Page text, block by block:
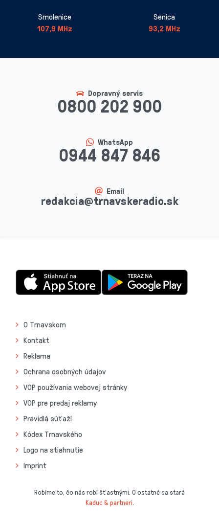
Smolenice
107,9 MHz
Senica
93,2 MHz
Dopravný servis
0800 202 900
WhatsApp
0944 847 846
Email
redakcia@trnavskeradio.sk
O Trnavskom
Kontakt
Reklama
Ochrana osobných údajov
VOP používania webovej stránky
VOP pre predaj reklamy
Pravidlá súťaží
Kódex Trnavského
Logo na stiahnutie
Imprint
Robíme to, čo nás robí šťastnými. O ostatné sa stará
Kaduc & partneri.